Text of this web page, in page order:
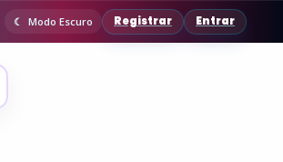
Modo Escuro Registrar Entrar